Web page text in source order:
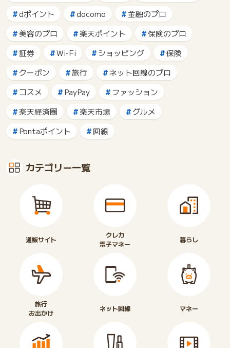
dポイント
docomo
金融のプロ
美容のプロ
楽天ポイント
保険のプロ
証券
Wi-Fi ショッピング
保険
クーポン
旅行
ネット回線のプロ
コスメ
PayPay
ファッション
楽天経済圏
楽天市場
グルメ
Pontaポイント
回線
カテゴリー一覧
通販サイト
クレカ
電子マネー
暮らし
旅行
お出かけ
ネット回線 マネー